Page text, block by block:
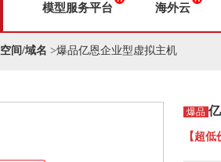
模型服务平台 海外云
空间/域名 >爆品亿恩企业型虚拟主机
爆品
【超